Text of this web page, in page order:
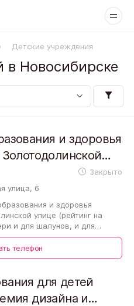
Детские учреждения
в Новосибирске
Закрыто
и здоровья
улица, 6
и здоровья
улице (рейтинг на
и для шалунов, и для
телефон
для детей
дизайна и